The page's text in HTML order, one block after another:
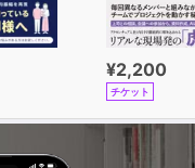
¥2,200
チケット